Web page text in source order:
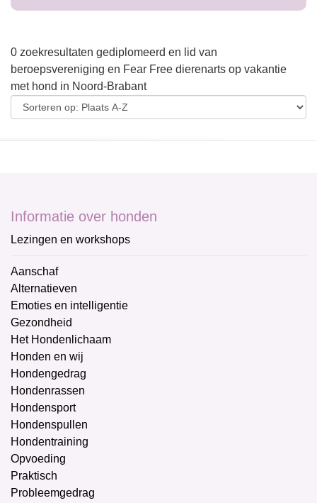
0 zoekresultaten gediplomeerd en lid van
beroepsvereniging en Fear Free dierenarts op vakantie
met hond in Noord-Brabant
Informatie over honden
Lezingen en workshops
Aanschaf
Alternatieven
Emoties en intelligentie
Gezondheid
Het Hondenlichaam
Honden en wij
Hondengedrag
Hondenrassen
Hondensport
Hondenspullen
Hondentraining
Opvoeding
Praktisch
Probleemgedrag